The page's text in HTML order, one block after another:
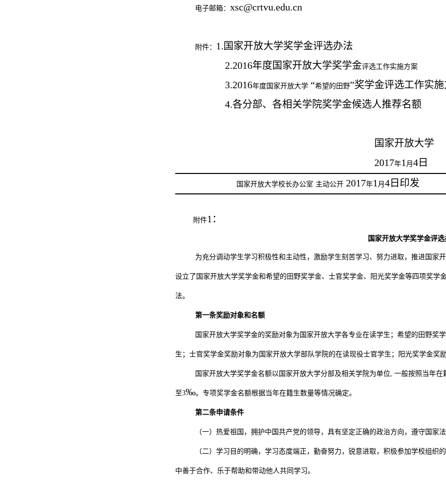
电子邮箱： xsc@crtvu.edu.cn
附件： 1. 国家开放大学奖学金评选办法
2.2016年度国家开放大学奖学金评选工作实施方案
3.2016年度国家开放大学 “希望的田野”奖学金评选工作实
4.各分部、各相关学院奖学金候选人推荐名额
国家开放大学
2017年1 月 4 日
国家开放大学校长办公室 主动公开 2017年1 月 4 日印发
附件1 ：
国家开放大学奖学金评
为充分调动学生学习积极性和主动性，激励学生刻苦学习、努力进取，推进国家
设立了国家开放大学奖学金和希望的田野奖学金、士官奖学金、阳光奖学金等四项奖学
法。
第一条奖励对象和名额
国家开放大学奖学金的奖励对象为国家开放大学各专业在读学生；希望的田野奖
生；士官奖学金奖励对象为国家开放大学部队学院的在读现役士官学生；阳光奖学金奖
国家开放大学奖学金名额以国家开放大学分部及相关学院为单位, 一般按照当年在
至3‰。专项奖学金名额根据当年在籍生数量等情况确定。
第二条申请条件
（一）热爱祖国，拥护中国共产党的领导，具有坚定正确的政治方向，遵守国家
（二）学习目的明确，学习态度端正，勤奋努力，锐意进取，积极参加学校组
中善于合作、乐于帮助和带动他人共同学习。